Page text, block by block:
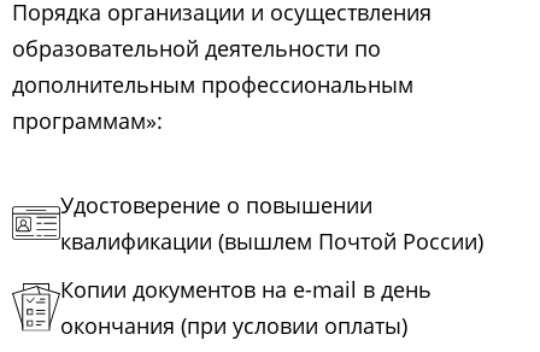
Порядка организации и осуществления
образовательной деятельности по
дополнительным профессиональным
программам»:
Удостоверение о повышении
квалификации (вышлем Почтой России)
Копии документов на e-mail в день
окончания (при условии оплаты)